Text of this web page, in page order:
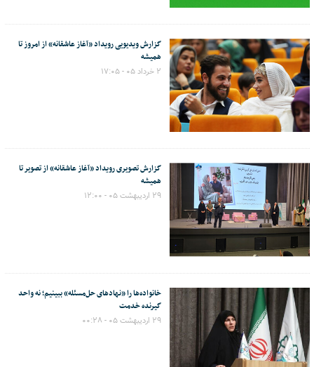
گزارش ویدیویی رویداد «آغاز عاشقانه» از امروز تا
همیشه
۲ خرداد ۰۵ - ۱۷:۰۵
گزارش تصویری رویداد «آغاز عاشقانه» از تصویر تا
همیشه
۲۹ اردیبهشت ۰۵ - ۱۲:۰۰
خانواده‌ها را «نهادهای حل‌مسئله» ببینیم؛ نه واحد
گیرنده خدمت
۲۹ اردیبهشت ۰۵ - ۰۰:۲۸